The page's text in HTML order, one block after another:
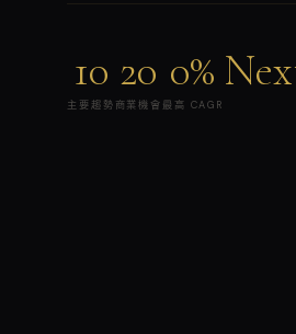
10
主要趨勢
20
商業機會
0%
最高 CAGR